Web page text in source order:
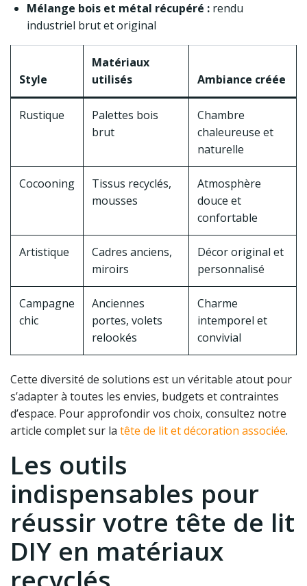
Mélange bois et métal récupéré : rendu
industriel brut et original
Style
Matériaux
utilisés
Ambiance créée
Rustique
Palettes bois
brut
Chambre
chaleureuse et
naturelle
Cocooning
Tissus recyclés,
mousses
Atmosphère
douce et
confortable
Artistique
Cadres anciens,
miroirs
Décor original et
personnalisé
Campagne
chic
Anciennes
portes, volets
relookés
Charme
intemporel et
convivial
Cette diversité de solutions est un véritable atout pour
s’adapter à toutes les envies, budgets et contraintes
d’espace. Pour approfondir vos choix, consultez notre
article complet sur la tête de lit et décoration associée.
Les outils
indispensables pour
réussir votre tête de lit
DIY en matériaux